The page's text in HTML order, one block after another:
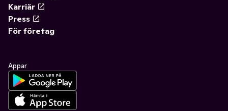
Karriär
Press
För företag
Appar